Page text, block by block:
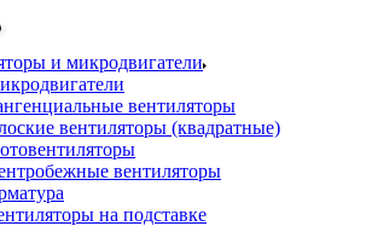
и микродвигатели
вентиляторы
вентиляторы (квадратные)
вентиляторы
на подставке